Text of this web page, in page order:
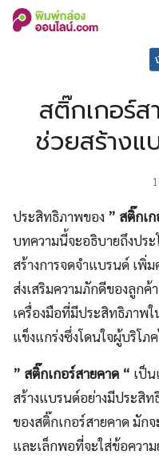
Skip
สติ๊กเกอร์ส
ช่วยสร้างแ
ประสิทธิภาพของ ” สติ๊กเ
บทความนี้จะอธิบายถึงประ
สร้างการจดจำแบรนด์ เพิ่
ส่งเสริมความภักดีของลูกค้
เครื่องมือที่มีประสิทธิภาพ
แข็งแกร่งซึ่งโดนใจผู้บริโภ
” สติ๊กเกอร์สายคาด “ เป็
สร้างแบรนด์อย่างมีประสิ
ของสติ๊กเกอร์สายคาด มัก
และเล็กพอที่จะใส่ข้อควา